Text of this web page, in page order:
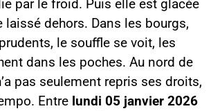
par le froid. Puis elle est glacée
laissé dehors. Dans les bourgs,
le souffle se voit, les
dans les poches. Au nord de
pas seulement repris ses droits,
Entre lundi 05 janvier 2026